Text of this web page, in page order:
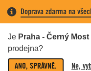
Doprava zdarma na
Je Praha - Černý Most
prodejna?
ANO, SPRÁVNĚ. Ne,